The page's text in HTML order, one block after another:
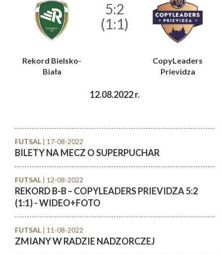
5:2
(1:1)
Rekord Bielsko-
Biała
CopyLeaders
Prievidza
12.08.2022 r.
FUTSAL | 17-08-2022
BILETY NA MECZ O SUPERPUCHAR
FUTSAL | 12-08-2022
REKORD B-B – COPYLEADERS PRIEVIDZA 5:2
(1:1) - WIDEO+FOTO
FUTSAL | 11-08-2022
ZMIANY W RADZIE NADZORCZEJ